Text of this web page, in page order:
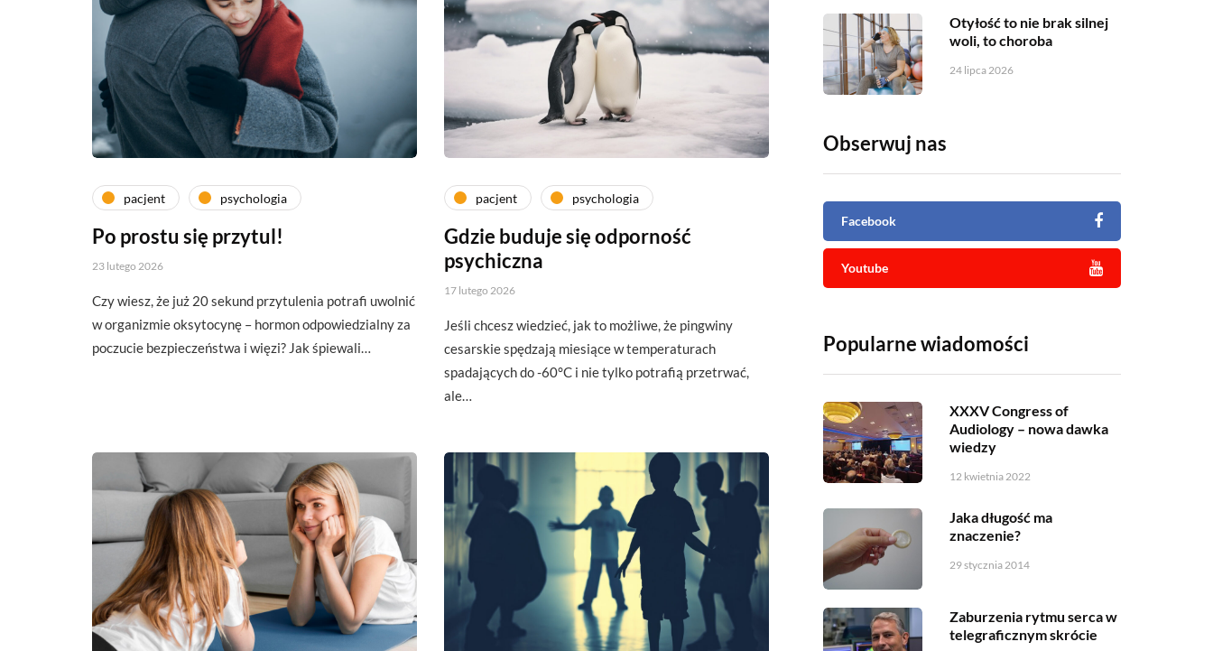
pacjent psychologia
Po prostu się przytul!
23 lutego 2026
Czy wiesz, że już 20 sekund przytulenia potrafi uwolnić
w organizmie oksytocynę – hormon odpowiedzialny za
poczucie bezpieczeństwa i więzi? Jak śpiewali…
pacjent psychologia
Gdzie buduje się odporność
psychiczna
17 lutego 2026
Jeśli chcesz wiedzieć, jak to możliwe, że pingwiny
cesarskie spędzają miesiące w temperaturach
spadających do -60°C i nie tylko potrafią przetrwać,
ale…
Otyłość to nie brak silnej
woli, to choroba
24 lipca 2026
Obserwuj nas
Facebook
Youtube
Popularne wiadomości
XXXV Congress of
Audiology – nowa dawka
wiedzy
12 kwietnia 2022
Jaka długość ma
znaczenie?
29 stycznia 2014
Zaburzenia rytmu serca w
telegraficznym skrócie